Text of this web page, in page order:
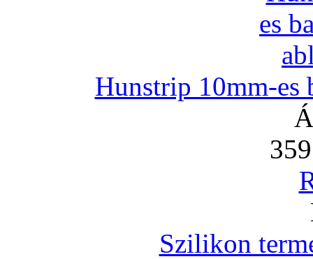
Hunstrip 10mm-es
Szilikon